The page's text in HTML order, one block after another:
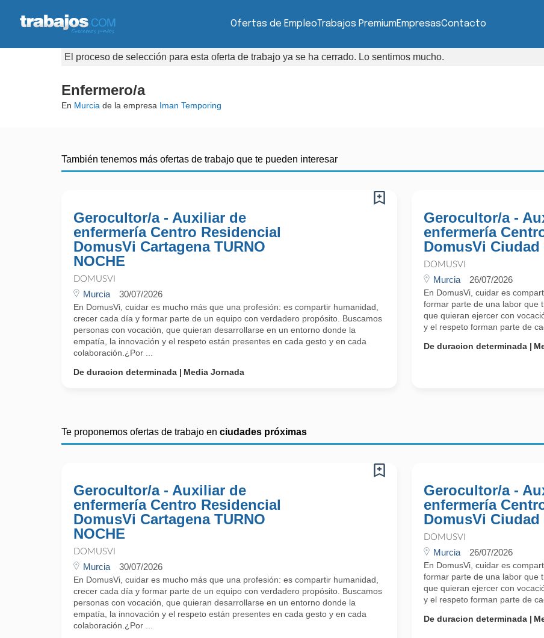
Ofertas de EmpleoTrabajos PremiumEmpresasContacto
El proceso de selección para esta oferta de trabajo ya se ha cerrado. Lo sentimos mucho.
Enfermero/a
En Murcia de la empresa Iman Temporing
También tenemos más ofertas de trabajo que te pueden interesar
Gerocultor/a - Auxiliar de
enfermería Centro Residencial
DomusVi Cartagena TURNO
NOCHE
DOMUSVI
Murcia 30/07/2026
En DomusVi, cuidar es mucho más que una profesión: es compartir humanidad,
crecer cada día y formar parte de un equipo con verdadero propósito. Buscamos
personas con vocación, que quieran desarrollarse en un entorno donde la
empatía, la innovación y el respeto están presentes en cada gesto y en cada
colaboración.¿Por ...
De duracion determinada
Media Jornada
Gerocultor/a -
enfermería
DomusVi
DOMUSVI
Murcia 26/07/2026
En DomusVi, cuidar es
formar parte de una labor que
que quieran ejercer con
y el respeto forman parte de
De duracion determinada
Te proponemos ofertas de trabajo en ciudades próximas
Gerocultor/a - Auxiliar de
enfermería Centro Residencial
DomusVi Cartagena TURNO
NOCHE
DOMUSVI
Murcia 30/07/2026
En DomusVi, cuidar es mucho más que una profesión: es compartir humanidad,
crecer cada día y formar parte de un equipo con verdadero propósito. Buscamos
personas con vocación, que quieran desarrollarse en un entorno donde la
empatía, la innovación y el respeto están presentes en cada gesto y en cada
colaboración.¿Por ...
Gerocultor/a -
enfermería
DomusVi
DOMUSVI
Murcia 26/07/2026
En DomusVi, cuidar es
formar parte de una labor que
que quieran ejercer con
y el respeto forman parte de
De duracion determinada